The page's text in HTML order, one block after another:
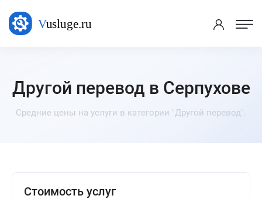
Другой перевод в Серпухове
Средние цены на услуги в категории "Другой перевод".
Стоимость услуг